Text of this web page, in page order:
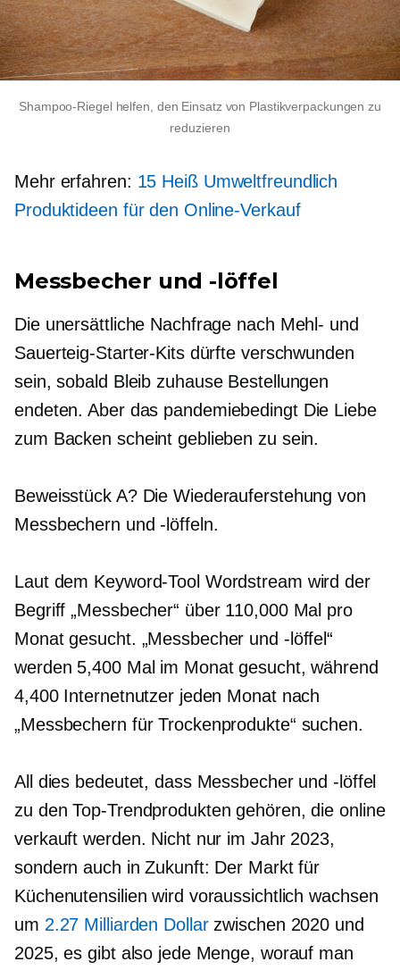
Shampoo-Riegel helfen, den Einsatz von Plastikverpackungen zu
reduzieren
Mehr erfahren: 15 Heiß Umweltfreundlich
Produktideen für den Online-Verkauf
Messbecher und -löffel
Die unersättliche Nachfrage nach Mehl- und
Sauerteig-Starter-Kits dürfte verschwunden
sein, sobald Bleib zuhauseBestellungen
endeten. Aber das pandemiebedingtDie Liebe
zum Backen scheint geblieben zu sein.
Beweisstück A? Die Wiederauferstehung von
Messbechern und -löffeln.
Laut dem Keyword-Tool Wordstream wird der
Begriff „Messbecher“ über 110,000 Mal pro
Monat gesucht. „Messbecher und -löffel“
werden 5,400 Mal im Monat gesucht, während
4,400 Internetnutzer jeden Monat nach
„Messbechern für Trockenprodukte“ suchen.
All dies bedeutet, dass Messbecher und -löffel
zu den Top-Trendprodukten gehören, die online
verkauft werden. Nicht nur im Jahr 2023,
sondern auch in Zukunft: Der Markt für
Küchenutensilien wird voraussichtlich wachsen
um 2.27 Milliarden Dollarzwischen 2020 und
2025, es gibt also jede Menge, worauf man